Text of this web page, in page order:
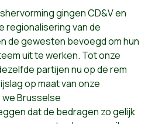
gingen CD&V en
regionalisering van de
de gewesten bevoegd om hun
uit te werken. Tot onze
partijen nu op de rem
op maat van onze
Brusselse
dat de bedragen zo gelijk